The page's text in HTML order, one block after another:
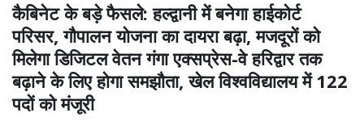
कैबिनेट के बड़े फैसले: हल्द्वानी में बनेगा हाईकोर्ट
परिसर, गौपालन योजना का दायरा बढ़ा, मजदूरों को
मिलेगा डिजिटल वेतन गंगा एक्सप्रेस-वे हरिद्वार तक
बढ़ाने के लिए होगा समझौता, खेल विश्वविद्यालय में 122
पदों को मंजूरी